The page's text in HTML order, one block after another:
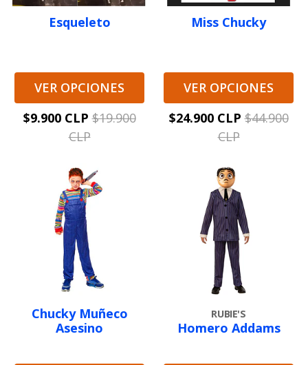
Esqueleto
VER OPCIONES
$9.900 CLP $19.900
CLP
Miss Chucky
VER OPCIONES
$24.900 CLP $44.900
CLP
Chucky Muñeco
Asesino
RUBIE'S
Homero Addams